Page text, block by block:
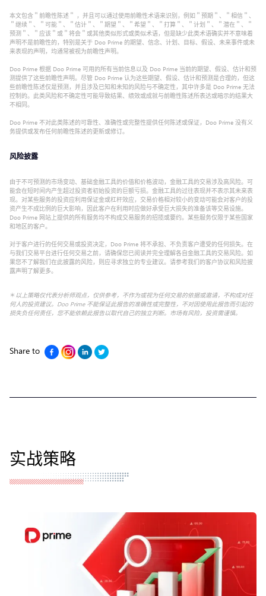
本文包含＂前瞻性陈述＂ ，并且可以通过使用前瞻性术语来识别，例如＂预期＂、＂相信＂、
＂继续＂、＂可能＂、＂估计＂、＂期望＂、＂希望＂、＂打算＂、＂计划＂、＂潜在＂、＂
预测＂、＂应该＂或＂将会＂或其他类似形式或类似术语，但是缺少此类术语确实并不意味着
声明不是前瞻性的，特别是关于 Doo Prime 的期望、信念、计划、目标、假设、未来事件或未
来表现的声明，均通常被视为前瞻性声明。
Doo Prime 根据 Doo Prime 可用的所有当前信息以及 Doo Prime 当前的期望、假设、估计和预
测提供了这些前瞻性声明。尽管 Doo Prime 认为这些期望、假设、估计和预测是合理的，但这
些前瞻性陈述仅是预测，并且涉及已知和未知的风险与不确定性，其中许多是 Doo Prime 无法
控制的。此类风险和不确定性可能导致结果、绩效或成就与前瞻性陈述所表达或暗示的结果大
不相同。
Doo Prime 不对此类陈述的可靠性、准确性或完整性提供任何陈述或保证，Doo Prime 没有义
务提供或发布任何前瞻性陈述的更新或修订。
风险披露
由于不可预测的市场变动、基础金融工具的价值和价格波动，金融工具的交易涉及高风险。可
能会在短时间内产生超过投资者初始投资的巨额亏损。金融工具的过往表现并不表示其未来表
现。对某些服务的投资应利用保证金或杠杆效应，交易价格相对较小的变动可能会对客户的投
资产生不成比例的巨大影响，因此客户在利用时应做好承受巨大损失的准备该等交易设施。
Doo Prime 网站上提供的所有服务均不构成交易服务的招揽或要约。某些服务仅限于某些国家
和地区的客户。
对于客户进行的任何交易或投资决定，Doo Prime 将不承担、不负责客户遭受的任何损失。在
与我们交易平台进行任何交易之前，请确保您已阅读并完全理解各自金融工具的交易风险。如
果您不了解我们在此披露的风险，则应寻求独立的专业建议。请参考我们的客户协议和风险披
露声明了解更多。
＊ 以上策略仅代表分析师观点，仅供参考，不作为或视为任何交易的依据或邀请，不构成对任
何人的投资建议。Doo Prime 不能保证此报告的准确性或完整性，不对因使用此报告而引起的
损失负任何责任，您不能依赖此报告以取代自己的独立判断。市场有风险，投资需谨慎。
Share to
实战策略